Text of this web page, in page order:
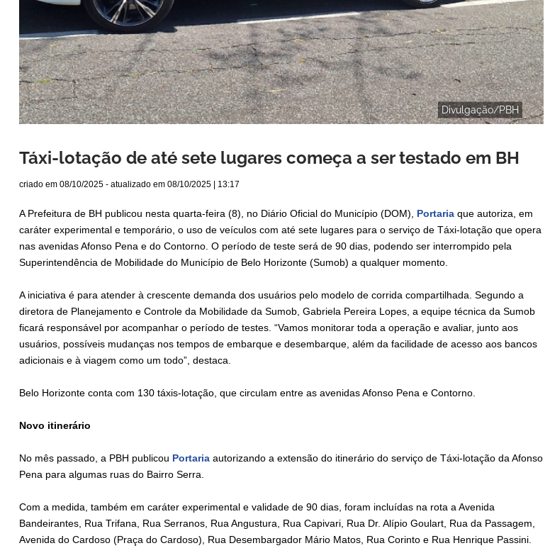
Divulgação/PBH
Táxi-lotação de até sete lugares começa a ser testado em BH
criado em 08/10/2025 - atualizado em 08/10/2025 | 13:17
A Prefeitura de BH publicou nesta quarta-feira (8), no Diário Oficial do Município (DOM), Portaria que autoriza, em
caráter experimental e temporário, o uso de veículos com até sete lugares para o serviço de Táxi-lotação que opera
nas avenidas Afonso Pena e do Contorno. O período de teste será de 90 dias, podendo ser interrompido pela
Superintendência de Mobilidade do Município de Belo Horizonte (Sumob) a qualquer momento.
A iniciativa é para atender à crescente demanda dos usuários pelo modelo de corrida compartilhada. Segundo a
diretora de Planejamento e Controle da Mobilidade da Sumob, Gabriela Pereira Lopes, a equipe técnica da Sumob
ficará responsável por acompanhar o período de testes. “Vamos monitorar toda a operação e avaliar, junto aos
usuários, possíveis mudanças nos tempos de embarque e desembarque, além da facilidade de acesso aos bancos
adicionais e à viagem como um todo”, destaca.
Belo Horizonte conta com 130 táxis-lotação, que circulam entre as avenidas Afonso Pena e Contorno.
Novo itinerário
No mês passado, a PBH publicou Portaria autorizando a extensão do itinerário do serviço de Táxi-lotação da Afonso
Pena para algumas ruas do Bairro Serra.
Com a medida, também em caráter experimental e validade de 90 dias, foram incluídas na rota a Avenida
Bandeirantes, Rua Trifana, Rua Serranos, Rua Angustura, Rua Capivari, Rua Dr. Alípio Goulart, Rua da Passagem,
Avenida do Cardoso (Praça do Cardoso), Rua Desembargador Mário Matos, Rua Corinto e Rua Henrique Passini.